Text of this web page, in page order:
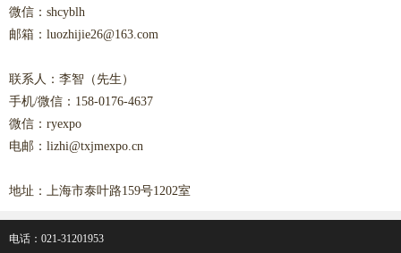
微信：shcyblh
邮箱：luozhijie26@163.com
联系人：李智（先生）
手机/微信：158-0176-4637
微信：ryexpo
电邮：lizhi@txjmexpo.cn
地址：上海市泰叶路159号1202室
电话：021-31201953